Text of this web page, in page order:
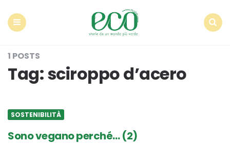
1 POSTS
Tag:sciroppo d’acero
SOSTENIBILITÀ
Sono vegano perché… (2)